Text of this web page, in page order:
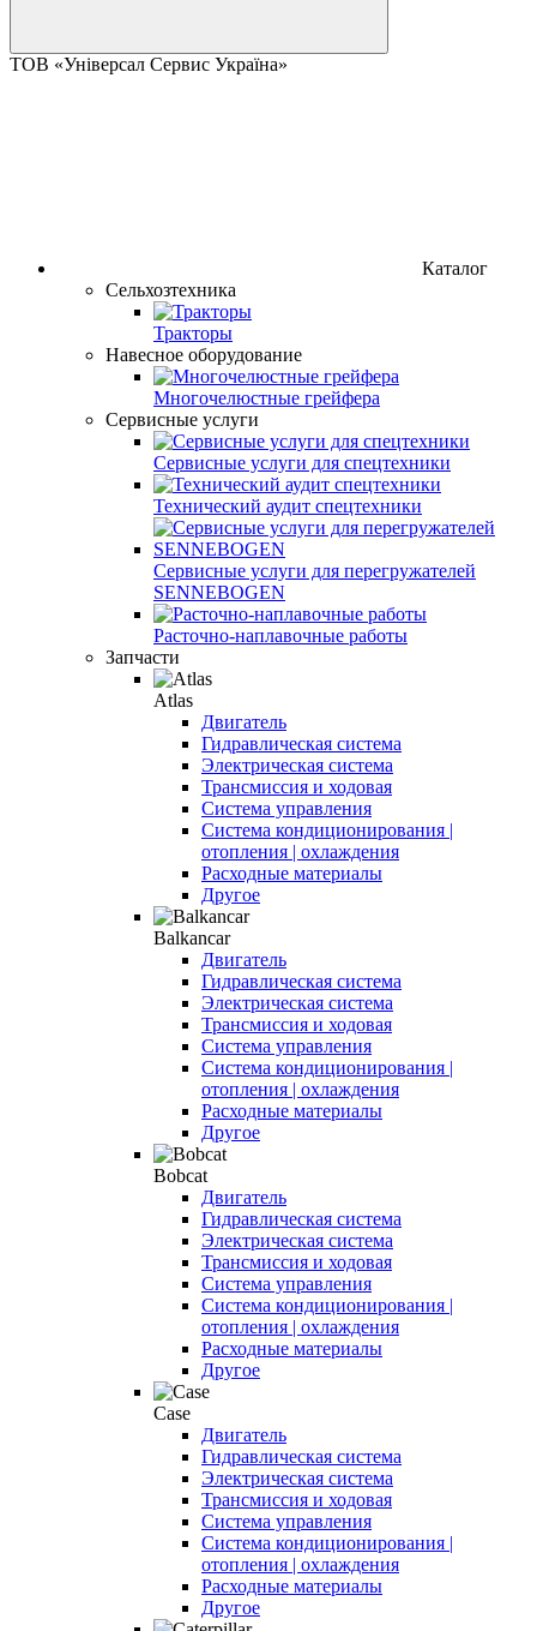
ТОВ «Універсал Сервис Україна»
Каталог
Сельхозтехника
Тракторы
Навесное оборудование
Многочелюстные грейфера
Сервисные услуги
Сервисные услуги для спецтехники
Технический аудит спецтехники
Сервисные услуги для перегружателей
SENNEBOGEN
Расточно-наплавочные работы
Запчасти
Atlas
Двигатель
Гидравлическая система
Электрическая система
Трансмиссия и ходовая
Система управления
Система кондиционирования |
отопления | охлаждения
Расходные материалы
Другое
Balkancar
Двигатель
Гидравлическая система
Электрическая система
Трансмиссия и ходовая
Система управления
Система кондиционирования |
отопления | охлаждения
Расходные материалы
Другое
Bobcat
Двигатель
Гидравлическая система
Электрическая система
Трансмиссия и ходовая
Система управления
Система кондиционирования |
отопления | охлаждения
Расходные материалы
Другое
Case
Двигатель
Гидравлическая система
Электрическая система
Трансмиссия и ходовая
Система управления
Система кондиционирования |
отопления | охлаждения
Расходные материалы
Другое